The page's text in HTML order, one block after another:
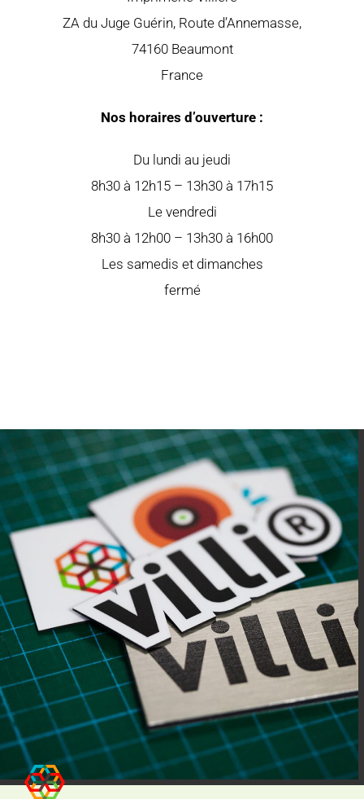
ZA du Juge Guérin, Route d’Annemasse,
74160 Beaumont
France
Nos horaires d’ouverture :
Du lundi au jeudi
8h30 à 12h15 – 13h30 à 17h15
Le vendredi
8h30 à 12h00 – 13h30 à 16h00
Les samedis et dimanches
fermé